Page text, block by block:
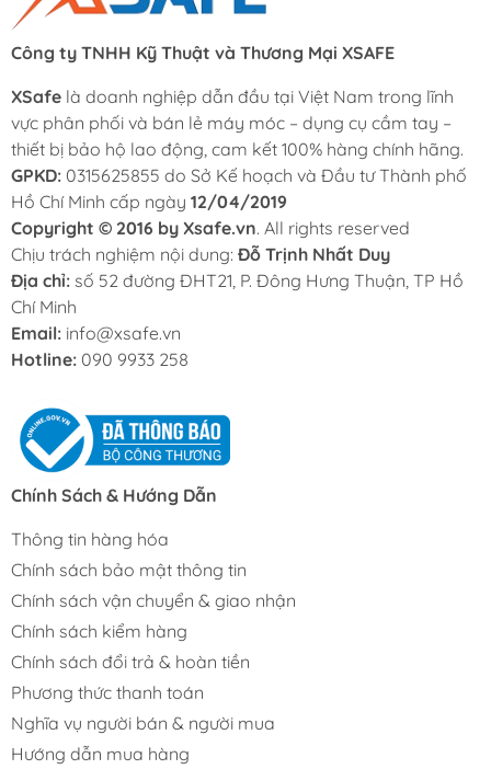
Công ty TNHH Kỹ Thuật và Thương Mại XSAFE
XSafe là doanh nghiệp dẫn đầu tại Việt Nam trong lĩnh
vực phân phối và bán lẻ máy móc – dụng cụ cầm tay –
thiết bị bảo hộ lao động, cam kết 100% hàng chính hãng.
GPKD: 0315625855 do Sở Kế hoạch và Đầu tư Thành phố
Hồ Chí Minh cấp ngày 12/04/2019
Copyright © 2016 by Xsafe.vn. All rights reserved
Chịu trách nghiệm nội dung: Đỗ Trịnh Nhất Duy
Địa chỉ: số 52 đường ĐHT21, P. Đông Hưng Thuận, TP Hồ
Chí Minh
Email: info@xsafe.vn
Hotline: 090 9933 258
Chính Sách & Hướng Dẫn
Thông tin hàng hóa
Chính sách bảo mật thông tin
Chính sách vận chuyển & giao nhận
Chính sách kiểm hàng
Chính sách đổi trả & hoàn tiền
Phương thức thanh toán
Nghĩa vụ người bán & người mua
Hướng dẫn mua hàng